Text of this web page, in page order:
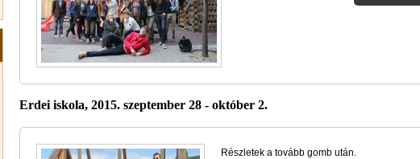
Erdei iskola, 2015. szeptember 28 - október 2.
Részletek a tovább gomb után.